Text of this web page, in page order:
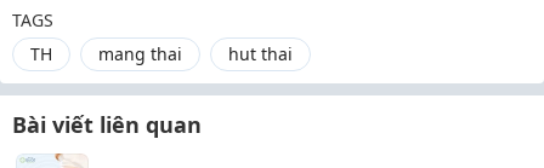
TAGS
TH
mang thai hut thai
Bài viết liên quan